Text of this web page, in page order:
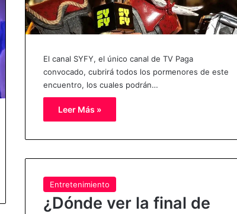
El canal SYFY, el único canal de TV Paga
convocado, cubrirá todos los pormenores de este
encuentro, los cuales podrán…
Leer Más »
Entretenimiento
¿Dónde ver la final de